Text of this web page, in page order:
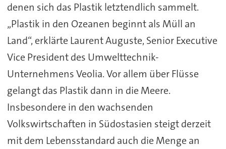
denen sich das Plastik letztendlich sammelt.
„Plastik in den Ozeanen beginnt als Müll an
Land“, erklärte Laurent Auguste, Senior Executive
Vice President des Umwelttechnik-
Unternehmens Veolia. Vor allem über Flüsse
gelangt das Plastik dann in die Meere.
Insbesondere in den wachsenden
Volkswirtschaften in Südostasien steigt derzeit
mit dem Lebensstandard auch die Menge an